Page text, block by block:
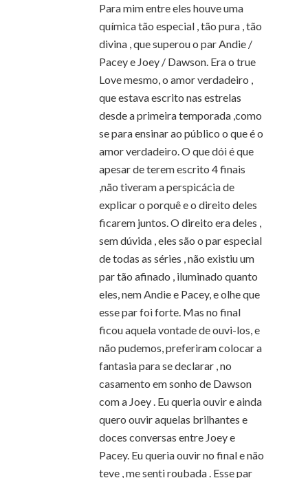
Para mim entre eles houve uma
química tão especial , tão pura , tão
divina , que superou o par Andie /
Pacey e Joey / Dawson. Era o true
Love mesmo, o amor verdadeiro ,
que estava escrito nas estrelas
desde a primeira temporada ,como
se para ensinar ao público o que é o
amor verdadeiro. O que dói é que
apesar de terem escrito 4 finais
,não tiveram a perspicácia de
explicar o porquê e o direito deles
ficarem juntos. O direito era deles ,
sem dúvida , eles são o par especial
de todas as séries , não existiu um
par tão afinado , iluminado quanto
eles, nem Andie e Pacey, e olhe que
esse par foi forte. Mas no final
ficou aquela vontade de ouvi-los, e
não pudemos, preferiram colocar a
fantasia para se declarar , no
casamento em sonho de Dawson
com a Joey . Eu queria ouvir e ainda
quero ouvir aquelas brilhantes e
doces conversas entre Joey e
Pacey. Eu queria ouvir no final e não
teve , me senti roubada . Esse par